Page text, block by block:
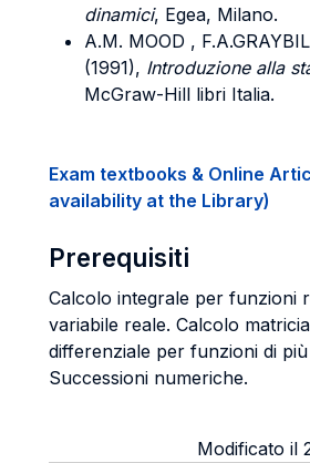
dinamici, Egea, Milano.
A.M. MOOD ,
(1991), Introduzione alla
McGraw-Hill libri Italia.
Exam textbooks & Online
availability at the Library)
Prerequisiti
Calcolo integrale per funzioni
variabile reale. Calcolo
differenziale per funzioni di
Successioni numeriche.
Modificato il